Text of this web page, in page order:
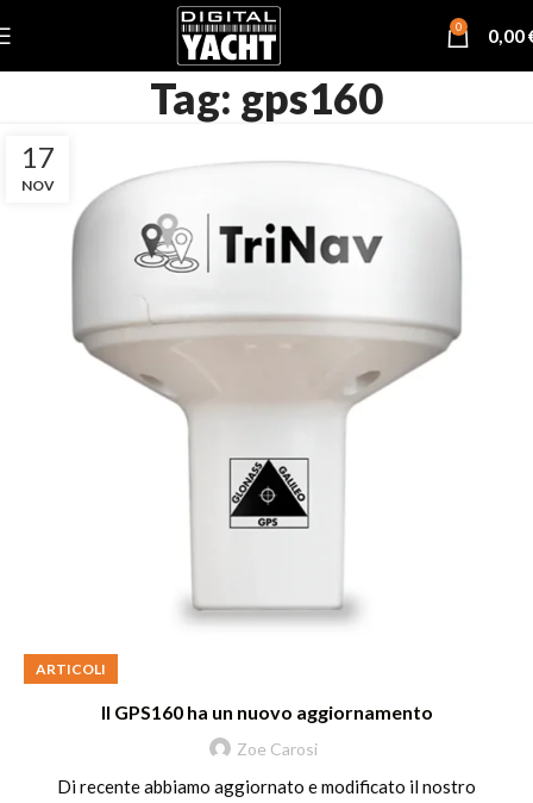
0 0,00
Tag: gps160
17
NOV
ARTICOLI
Il GPS160 ha un nuovo aggiornamento
Zoe Carosi
Di recente abbiamo aggiornato e modificato il nostro